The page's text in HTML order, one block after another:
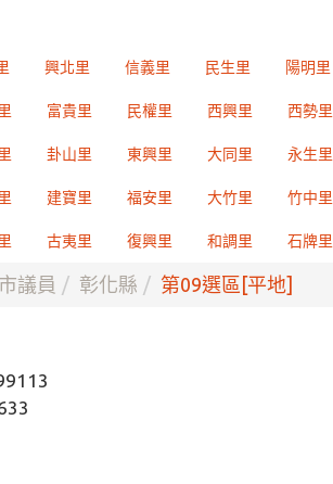
興北里 信義里 民生里 陽明里
富貴里 民權里 西興里 西勢里
卦山里 東興里 大同里 永生里
建寶里 福安里 大竹里 竹中里
古夷里 復興里 和調里 石牌里
議員 彰化縣 第09選區[平地]